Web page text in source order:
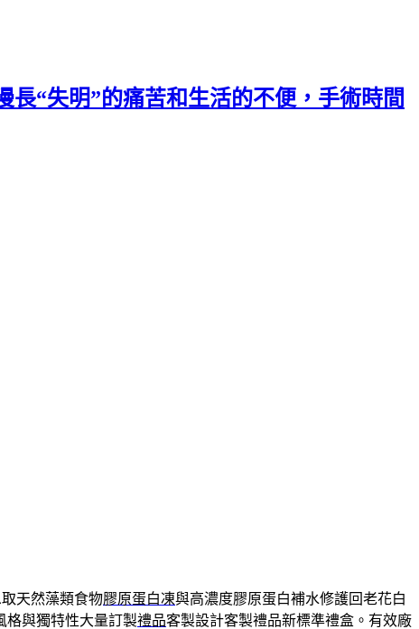
“失明”的痛苦和生活的不便，手術時間
天然藻類食物膠原蛋白凍與高濃度膠原蛋白補水修護回老花白
格與獨特性大量訂製禮品客製設計客製禮品新標準禮盒。有效廠